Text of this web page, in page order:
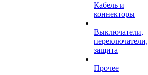
Кабель и
коннекторы
Выключатели,
переключатели,
защита
Прочее